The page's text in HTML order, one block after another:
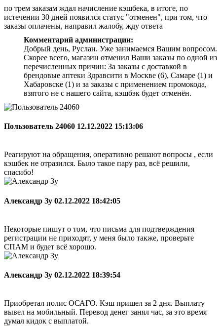
по трем заказам ждал начисление кэшбека, в итоге, по
истечении 30 дней появился статус "отменен", при том, что
заказы оплачены, направил жалобу, жду ответа
Комментарий администрации:
Добрый день, Руслан. Уже занимаемся Вашим вопросом.
Скорее всего, магазин отменил Ваши заказы по одной из
перечисленных причин: За заказы с доставкой в
брендовые аптеки Здравсити в Москве (6), Самаре (1) и
Хабаровске (1) и за заказы с применением промокода,
взятого не с нашего сайта, кэшбэк будет отменён.
Пользователь 24060 12.12.2022 15:13:06
Реагируют на обращения, оперативно решают вопросы , если
кэшбек не отразился. Было такое пару раз, всё решили,
спасибо!
Александр Зу 02.12.2022 18:42:05
Некоторые пишут о том, что письма для подтверждения
регистрации не приходят, у меня было также, проверьте
СПАМ и будет всё хорошо.
Александр Зу 02.12.2022 18:39:54
Приобретал полис ОСАГО. Кэш пришел за 2 дня. Выплату
вывел на мобильный. Перевод денег занял час, за это время
думал кидок с выплатой.